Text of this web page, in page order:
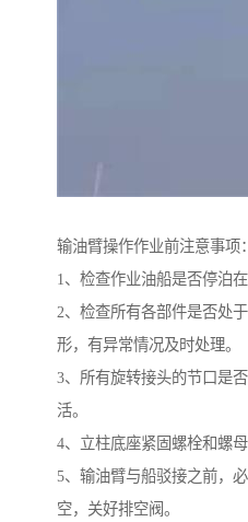
输油臂操作作业前注意事项：
1、检查作业油船是否停泊
2、检查所有各部件是否处
形，有异常情况及时处理。
3、所有旋转接头的节口是
活。
4、立柱底座紧固螺栓和螺母
5、输油臂与船驳接之前，
空，关好排空阀。